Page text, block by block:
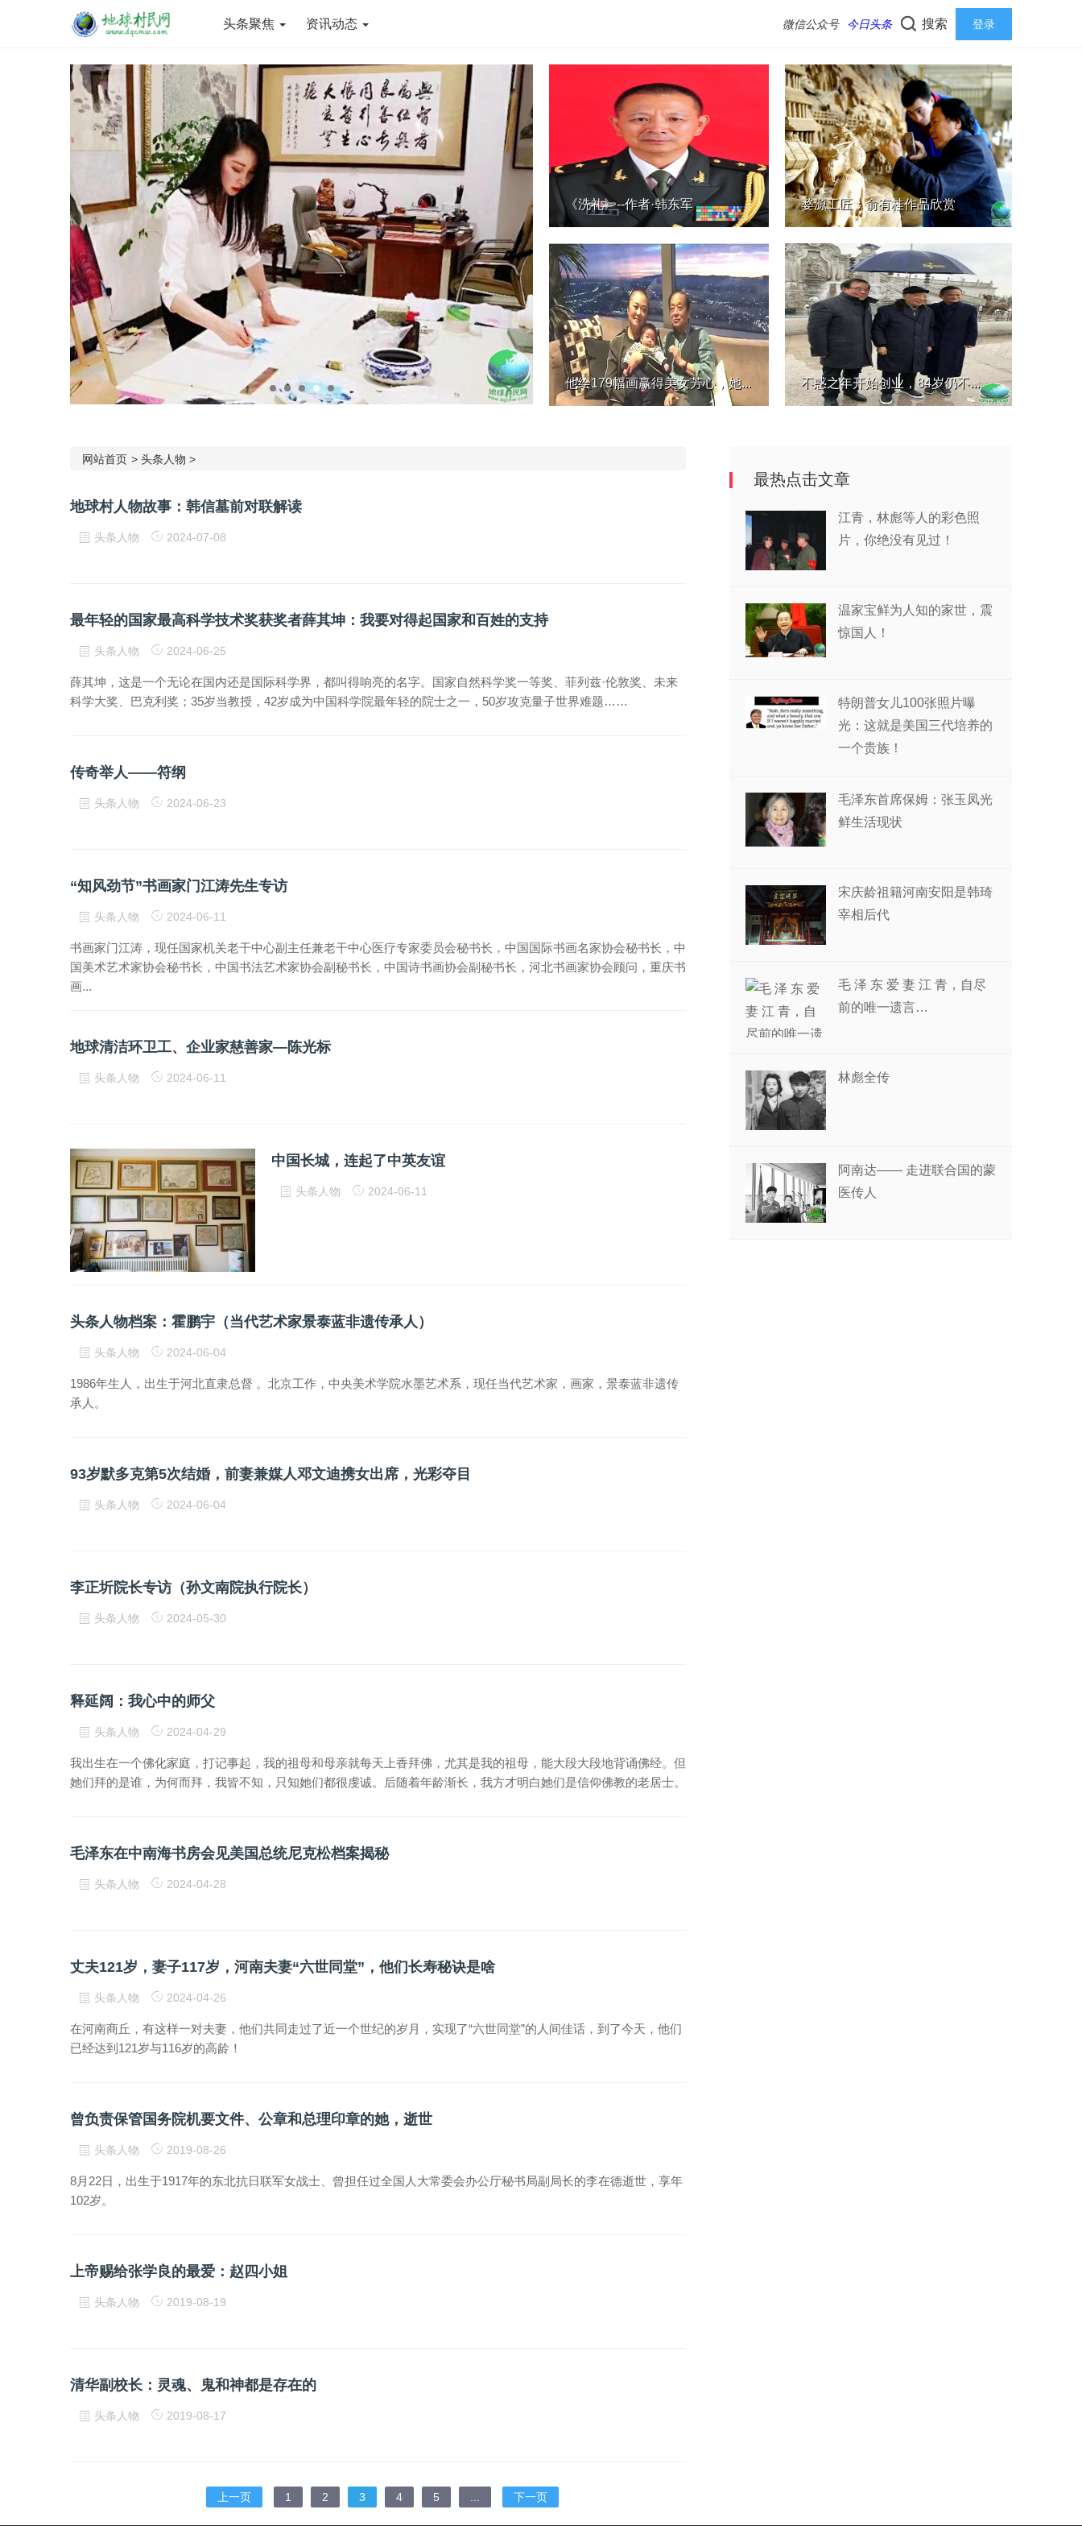
头条聚焦 资讯动态 微信公众号 今日头条 搜索 登录
《洗礼》--作者·韩东军
他绘179幅画赢得美女芳心，她...
婺源工匠：俞有桂作品欣赏
不惑之年开始创业，84岁仍不...
网站首页 > 头条人物 >
地球村人物故事：韩信墓前对联解读
头条人物 2024-07-08
最年轻的国家最高科学技术奖获奖者薛其坤：我要对得起国家和百姓的支持
头条人物 2024-06-25
薛其坤，这是一个无论在国内还是国际科学界，都叫得响亮的名字。国家自然科学奖一等奖、菲列兹·伦敦奖、未来
科学大奖、巴克利奖；35岁当教授，42岁成为中国科学院最年轻的院士之一，50岁攻克量子世界难题……
传奇举人——符纲
头条人物 2024-06-23
“知风劲节”书画家门江涛先生专访
头条人物 2024-06-11
书画家门江涛，现任国家机关老干中心副主任兼老干中心医疗专家委员会秘书长，中国国际书画名家协会秘书长，中
国美术艺术家协会秘书长，中国书法艺术家协会副秘书长，中国诗书画协会副秘书长，河北书画家协会顾问，重庆书
画...
地球清洁环卫工、企业家慈善家—陈光标
头条人物 2024-06-11
中国长城，连起了中英友谊
头条人物 2024-06-11
头条人物档案：霍鹏宇（当代艺术家景泰蓝非遗传承人）
头条人物 2024-06-04
1986年生人，出生于河北直隶总督 。北京工作，中央美术学院水墨艺术系，现任当代艺术家，画家，景泰蓝非遗传
承人。
93岁默多克第5次结婚，前妻兼媒人邓文迪携女出席，光彩夺目
头条人物 2024-06-04
李正圻院长专访（孙文南院执行院长）
头条人物 2024-05-30
释延阔：我心中的师父
头条人物 2024-04-29
我出生在一个佛化家庭，打记事起，我的祖母和母亲就每天上香拜佛，尤其是我的祖母，能大段大段地背诵佛经。但
她们拜的是谁，为何而拜，我皆不知，只知她们都很虔诚。后随着年龄渐长，我方才明白她们是信仰佛教的老居士。
毛泽东在中南海书房会见美国总统尼克松档案揭秘
头条人物 2024-04-28
丈夫121岁，妻子117岁，河南夫妻“六世同堂”，他们长寿秘诀是啥
头条人物 2024-04-26
在河南商丘，有这样一对夫妻，他们共同走过了近一个世纪的岁月，实现了“六世同堂”的人间佳话，到了今天，他们
已经达到121岁与116岁的高龄！
曾负责保管国务院机要文件、公章和总理印章的她，逝世
头条人物 2019-08-26
8月22日，出生于1917年的东北抗日联军女战士、曾担任过全国人大常委会办公厅秘书局副局长的李在德逝世，享年
102岁。
上帝赐给张学良的最爱：赵四小姐
头条人物 2019-08-19
清华副校长：灵魂、鬼和神都是存在的
头条人物 2019-08-17
上一页 1 2 3 4 5 下一页
最热点击文章
江青，林彪等人的彩色照
片，你绝没有见过！
温家宝鲜为人知的家世，震
惊国人！
特朗普女儿100张照片曝
光：这就是美国三代培养的
一个贵族！
毛泽东首席保姆：张玉凤光
鲜生活现状
宋庆龄祖籍河南安阳是韩琦
宰相后代
毛 泽 东 爱 妻 江 青，自尽
前的唯一遗言…
林彪全传
阿南达—— 走进联合国的蒙
医传人